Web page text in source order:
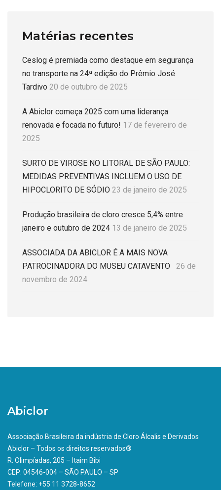
Matérias recentes
Ceslog é premiada como destaque em segurança
no transporte na 24ª edição do Prêmio José
Tardivo 20 de outubro de 2025
A Abiclor começa 2025 com uma liderança
renovada e focada no futuro! 17 de fevereiro de
2025
SURTO DE VIROSE NO LITORAL DE SÃO PAULO:
MEDIDAS PREVENTIVAS INCLUEM O USO DE
HIPOCLORITO DE SÓDIO 23 de janeiro de 2025
Produção brasileira de cloro cresce 5,4% entre
janeiro e outubro de 2024 13 de janeiro de 2025
ASSOCIADA DA ABICLOR É A MAIS NOVA
PATROCINADORA DO MUSEU CATAVENTO
26 de
novembro de 2024
Abiclor
Associação Brasileira da indústria de Cloro Álcalis e Derivados
Abiclor – Todos os direitos reservados®
R. Olimpíadas, 205 – Itaim Bibi
CEP: 04546-004 – SÃO PAULO – SP
Telefone: +55 11 3728-8652